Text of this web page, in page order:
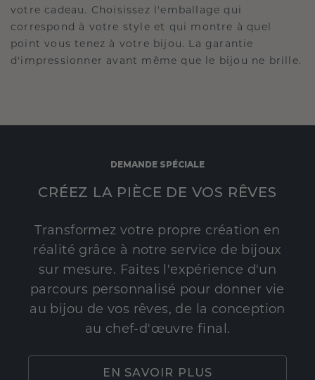
votre cadeau. Choisissez l'emballage qui
correspond à votre style et qui montre à quel
point vous tenez à votre bijou. La garantie
d'impressionner avant même que le bijou ne brille.
DEMANDE SPÉCIALE
CRÉEZ LA PIÈCE DE VOS RÊVES
Transformez votre propre création en
réalité grâce à notre service de bijoux
sur mesure. Faites l'expérience d'un
parcours personnalisé pour donner vie
au bijou de vos rêves, de la conception
au chef-d'œuvre final.
EN SAVOIR PLUS